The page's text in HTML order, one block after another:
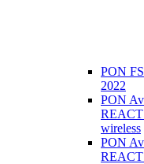
PON
2022
PON
REACT
wireless
PON
REACT